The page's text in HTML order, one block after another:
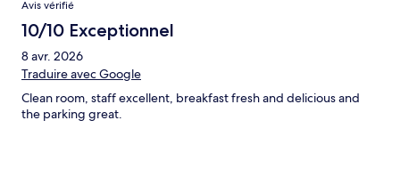
Avis vérifié
10/10 Exceptionnel
8 avr. 2026
Traduire avec Google
Clean room, staff excellent, breakfast fresh and delicious and
the parking great.